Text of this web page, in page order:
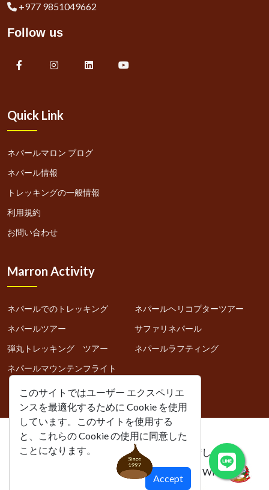
+977 9851049662
Follow us
Quick Link
ネパールマロン ブログ
ネパール情報
トレッキングの一般情報
利用規約
お問い合わせ
Marron Activity
ネパールでのトレッキング
ネパールヘリコプターツアー
ネパールツアー
サファリネパール
弾丸トレッキング ツアー
ネパールラフティング
ネパールマウンテンフライト
マロン・トレックス（ネパール）、承諾します。
Associated With
このサイトではユーザー エクスペリエ
ンスを最適化するために Cookie を使用
しています。このサイトを使用する
と、これらの Cookie の使用に同意した
ことになります。
Accept